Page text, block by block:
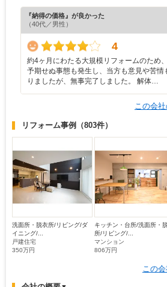
『納得の価格』が良かった
（40代／男性）
4
約4ヶ月にわたる大規模リフォームのため
予期せぬ事態も発生し、当方も意見や苦情
りましたが、無事完了しました。 解体…
この会
リフォーム事例 （803件）
洗面所・脱衣所/リビング/ダ
イニング/...
戸建住宅
350万円
キッチン・台所/洗面所・
所/リビング/...
マンション
806万円
この